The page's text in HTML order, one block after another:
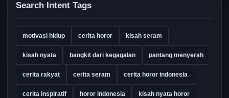
Search Intent Tags
motivasi hidup cerita horor kisah seram
kisah nyata bangkit dari kegagalan pantang menyerah
cerita rakyat cerita seram cerita horor indonesia
cerita inspiratif horor indonesia kisah nyata horor